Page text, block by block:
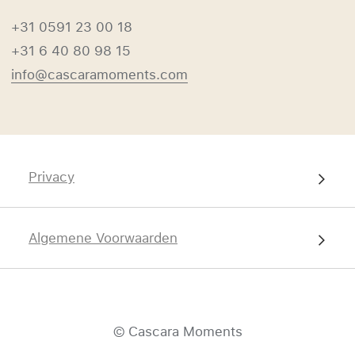
+31 0591 23 00 18
+31 6 40 80 98 15
info@cascaramoments.com
© Cascara Moments
Privacy
Algemene Voorwaarden